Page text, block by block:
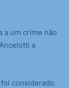
a um crime não
a
considerado